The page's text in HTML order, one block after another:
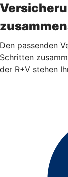
Den passenden
Schritten
der R+V stehen